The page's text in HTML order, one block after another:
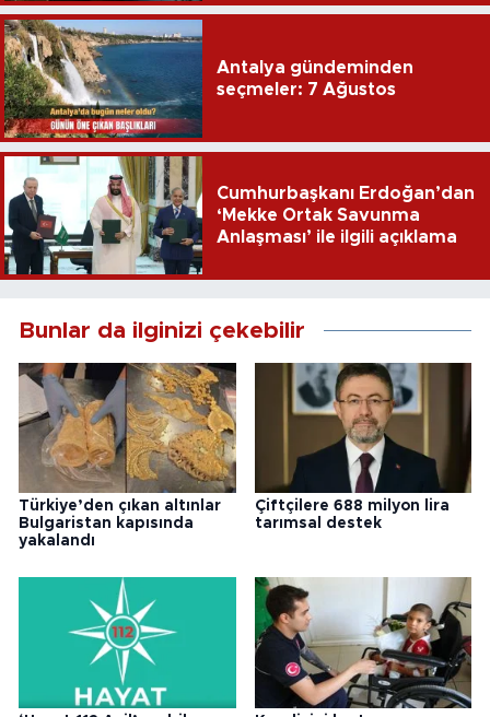
Antalya gündeminden
seçmeler: 7 Ağustos
Cumhurbaşkanı Erdoğan’dan
‘Mekke Ortak Savunma
Anlaşması’ ile ilgili açıklama
Bunlar da ilginizi çekebilir
Türkiye’den çıkan altınlar
Bulgaristan kapısında
yakalandı
Çiftçilere 688 milyon lira
tarımsal destek